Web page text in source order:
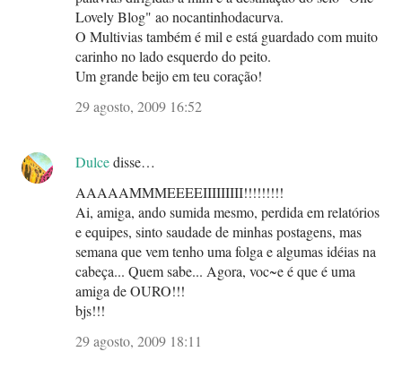
Lovely Blog" ao nocantinhodacurva.
O Multivias também é mil e está guardado com muito
carinho no lado esquerdo do peito.
Um grande beijo em teu coração!
29 agosto, 2009 16:52
Dulcedisse…
AAAAAMMMEEEEIIIIIIIII!!!!!!!!!
Ai, amiga, ando sumida mesmo, perdida em relatórios
e equipes, sinto saudade de minhas postagens, mas
semana que vem tenho uma folga e algumas idéias na
cabeça... Quem sabe... Agora, voc~e é que é uma
amiga de OURO!!!
bjs!!!
29 agosto, 2009 18:11